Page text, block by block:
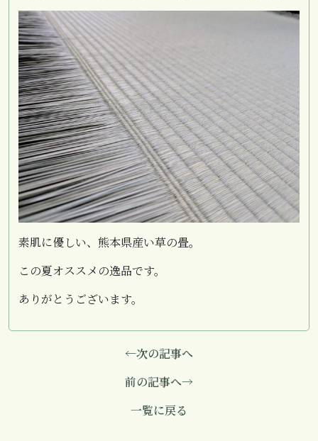
素肌に優しい、熊本県産い草の畳。
この夏オススメの逸品です。
ありがとうございます。
←次の記事へ
前の記事へ→
一覧に戻る